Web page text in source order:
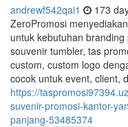
andrewf542qai1 173
ZeroPromosi
untuk kebutuhan
souvenir tumbler, tas
custom, custom logo
cocok untuk event, client,
https://
suvenir-promosi-kantor-
panjang-53485374